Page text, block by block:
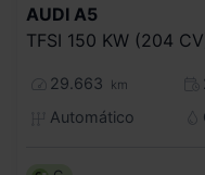
AUDI A5
TFSI 150 KW (204
29.663 km
Automático